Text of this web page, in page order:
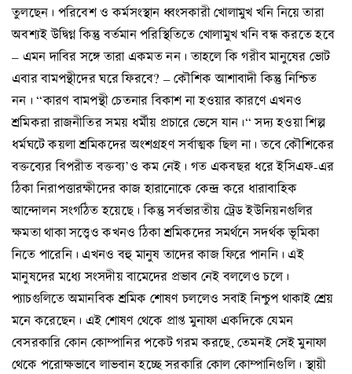
তুলছেন। পরিবেশ ও কর্মসংস্থান ধ্বংসকারী খোলামুখ খনি নিয়ে তারা
অবশ্যই উদ্বিগ্ন কিন্তু বর্তমান পরিস্থিতিতে খোলামুখ খনি বন্ধ করতে হবে
– এমন দাবির সঙ্গে তারা একমত নন। তাহলে কি গরীব মানুষের ভোট
এবার বামপন্থীদের ঘরে ফিরবে? – কৌশিক আশাবাদী কিন্তু নিশ্চিত
নন। “কারণ বামপন্থী চেতনার বিকাশ না হওয়ার কারণে এখনও
শ্রমিকরা রাজনীতির সময় ধর্মীয় প্রচারে ভেসে যান।“ সদ্য হওয়া শিল্প
ধর্মঘটে কয়লা শ্রমিকদের অংশগ্রহণ সর্বাত্মক ছিল না। তবে কৌশিকের
বক্তব্যের বিপরীত বক্তব্য’ও কম নেই। গত একবছর ধরে ইসিএফ-এর
ঠিকা নিরাপত্তারক্ষীদের কাজ হারানোকে কেন্দ্র করে ধারাবাহিক
আন্দোলন সংগঠিত হয়েছে। কিন্তু সর্বভারতীয় ট্রেড ইউনিয়নগুলির
ক্ষমতা থাকা সত্ত্বেও কখনও ঠিকা শ্রমিকদের সমর্থনে সদর্থক ভূমিকা
নিতে পারেনি। এখনও বহু মানুষ তাদের কাজ ফিরে পাননি। এই
মানুষদের মধ্যে সংসদীয় বামেদের প্রভাব নেই বললেও চলে।
প্যাচগুলিতে অমানবিক শ্রমিক শোষণ চললেও সবাই নিশ্চুপ থাকাই শ্রেয়
মনে করেছেন। এই শোষণ থেকে প্রাপ্ত মুনাফা একদিকে যেমন
বেসরকারি কোন কোম্পানির পকেট গরম করছে, তেমনই সেই মুনাফা
থেকে পরোক্ষভাবে লাভবান হচ্ছে সরকারি কোল কোম্পানিগুলি। স্থায়ী